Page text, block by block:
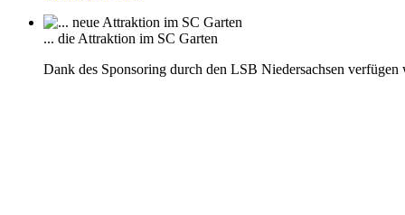
... die Attraktion im SC Garten
Dank des Sponsoring durch den LSB Niedersachsen